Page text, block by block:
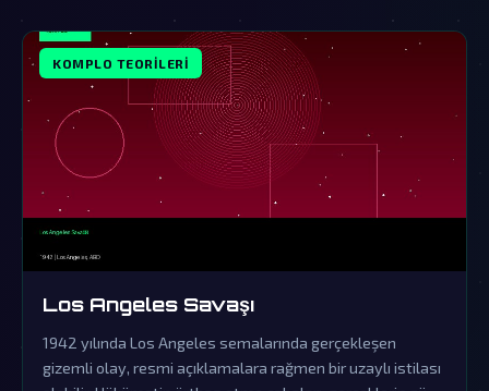
KOMPLO TEORILERI
Los Angeles Savaşı
1942 yılında Los Angeles semalarında gerçekleşen
gizemli olay, resmi açıklamalara rağmen bir uzaylı istilası